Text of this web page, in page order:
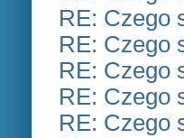
RE: Czego
RE: Czego
RE: Czego
RE: Czego
RE: Czego